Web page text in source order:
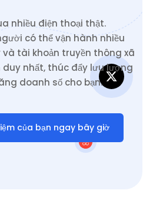
nhiều điện thoại thật.
có thể vận hành nhiều
tài khoản truyền thông xã
nhất, thúc đẩy lưu lượng
doanh số cho bạn.
của bạn ngay bây giờ